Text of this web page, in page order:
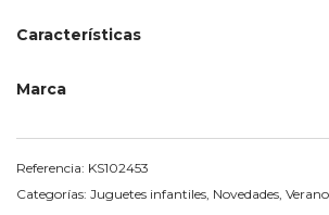
Características
Marca
Referencia: KS102453
Categorías: Juguetes infantiles Novedades Verano